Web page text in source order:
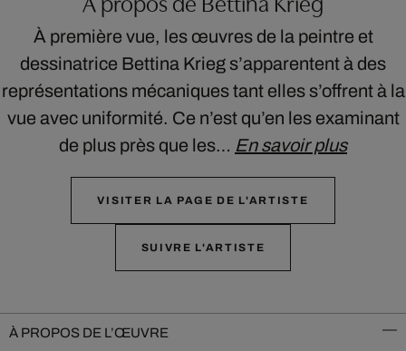
À première vue, les œuvres de la peintre et
dessinatrice Bettina Krieg s’apparentent à des
représentations mécaniques tant elles s’offrent à la
vue avec uniformité. Ce n’est qu’en les examinant
de plus près que les… En savoir plus
VISITER LA PAGE DE L'ARTISTE
SUIVRE L'ARTISTE
À PROPOS DE L’ŒUVRE